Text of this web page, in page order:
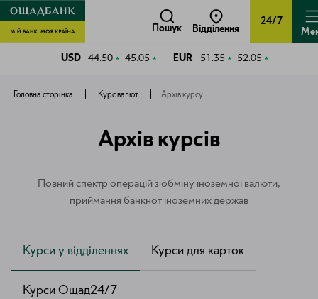
Пошук Відділення
24/7
USD 44.50 45.05 EUR 51.35 52.05
Головна сторінка Курс валют Архів курсу
Архів курсів
Повний спектр операцій з обміну іноземної валюти,
приймання банкнот іноземних держав
Курси у відділеннях Курси для карток
Курси Ощад24/7